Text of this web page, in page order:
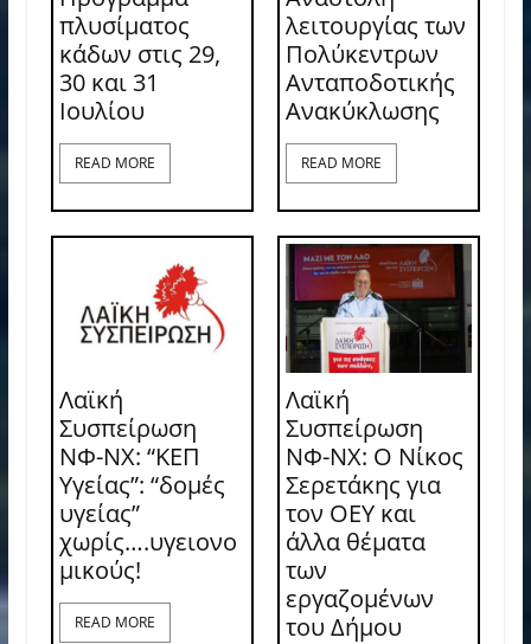
πλυσίματος
κάδων στις 29,
30 και 31
Ιουλίου
READ MORE
λειτουργίας των
Πολύκεντρων
Ανταποδοτικής
Ανακύκλωσης
READ MORE
Λαϊκή
Συσπείρωση
ΝΦ-ΝΧ: “ΚΕΠ
Υγείας”: “δομές
υγείας”
χωρίς….υγειονο
μικούς!
READ MORE
Λαϊκή
Συσπείρωση
ΝΦ-ΝΧ: O Νίκος
Σερετάκης για
τον ΟΕΥ και
άλλα θέματα
των
εργαζομένων
του Δήμου